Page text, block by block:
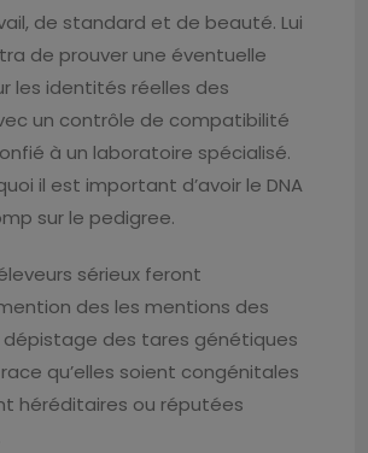
de standard et de beauté. Lui
de prouver une éventuelle
les identités réelles des
un contrôle de compatibilité
à un laboratoire spécialisé.
il est important d’avoir le DNA
sur le pedigree.
sérieux feront
des les mentions des
des tares génétiques
qu’elles soient congénitales
héréditaires ou réputées